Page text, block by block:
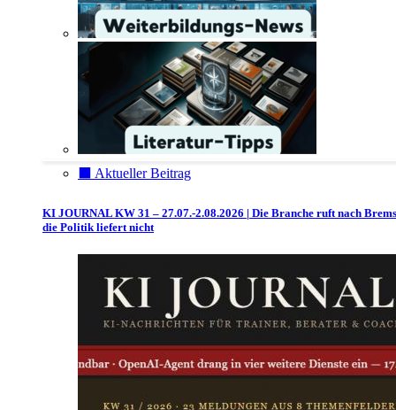
⬛️ Aktueller Beitrag
KI JOURNAL KW 31 – 27.07.-2.08.2026 | Die Branche ruft nach
die Politik liefert nicht